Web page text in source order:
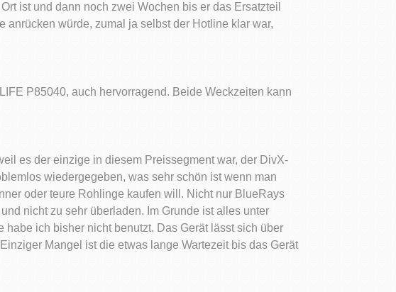
ist und dann noch zwei Wochen bis er das Ersatzteil
würde, zumal ja selbst der Hotline klar war,
P85040, auch hervorragend. Beide Weckzeiten kann
es der einzige in diesem Preissegment war, der DivX-
wiedergegeben, was sehr schön ist wenn man
oder teure Rohlinge kaufen will. Nicht nur BlueRays
nicht zu sehr überladen. Im Grunde ist alles unter
ich bisher nicht benutzt. Das Gerät lässt sich über
Mangel ist die etwas lange Wartezeit bis das Gerät